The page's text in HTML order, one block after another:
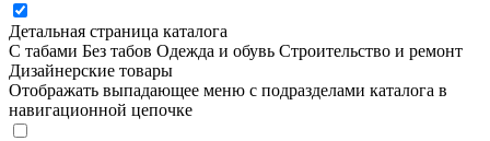
Детальная страница каталога
С табами Без табов Одежда и обувь Строительство и ремонт
Дизайнерские товары
Отображать выпадающее меню с подразделами каталога в
навигационной цепочке